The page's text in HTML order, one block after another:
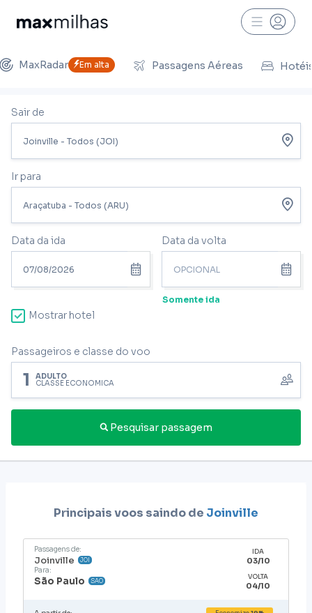
MaxRadar Em alta Passagens Aéreas
Sair de
Ir para
Data da ida Data da volta
Somente ida
Mostrar hotel
Passageiros e classe do voo
1 ADULTO
CLASSE ECONÔMICA
Pesquisar passagem
Principais voos saindo de Joinville
Passagens de:
Joinville JOI
Para:
São Paulo SAO
IDA
03/10
VOLTA
04/10